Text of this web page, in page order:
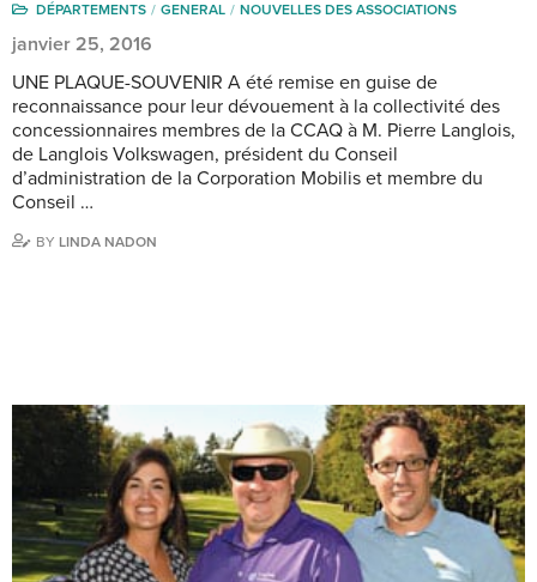
DÉPARTEMENTS GENERAL NOUVELLES DES ASSOCIATIONS
janvier 25, 2016
UNE PLAQUE-SOUVENIR A été remise en guise de
reconnaissance pour leur dévouement à la collectivité des
concessionnaires membres de la CCAQ à M. Pierre Langlois,
de Langlois Volkswagen, président du Conseil
d’administration de la Corporation Mobilis et membre du
Conseil …
BY LINDA NADON